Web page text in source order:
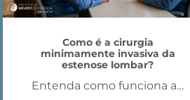
Como é a cirurgia
minimamente invasiva da
estenose lombar?
Entenda como funciona a…